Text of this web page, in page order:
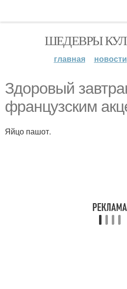
ШЕДЕВРЫ
главная новости
Здоровый
французским
Яйцо пашот.